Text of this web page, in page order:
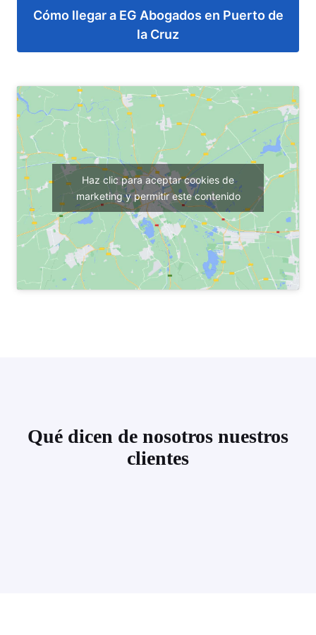
Cómo llegar a EG Abogados en Puerto de
la Cruz
Haz clic para aceptar cookies de
marketing y permitir este contenido
Qué dicen de nosotros nuestros
clientes